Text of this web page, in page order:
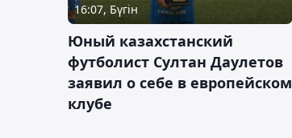
16:07, Бүгін
Юный казахстанский
футболист Султан Даулетов
заявил о себе в европейском
клубе